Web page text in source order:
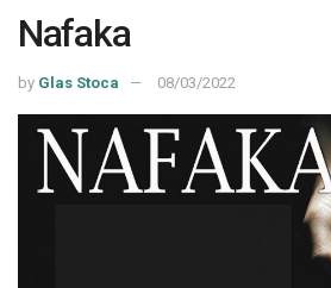
Nafaka
by Glas Stoca 08/03/2022